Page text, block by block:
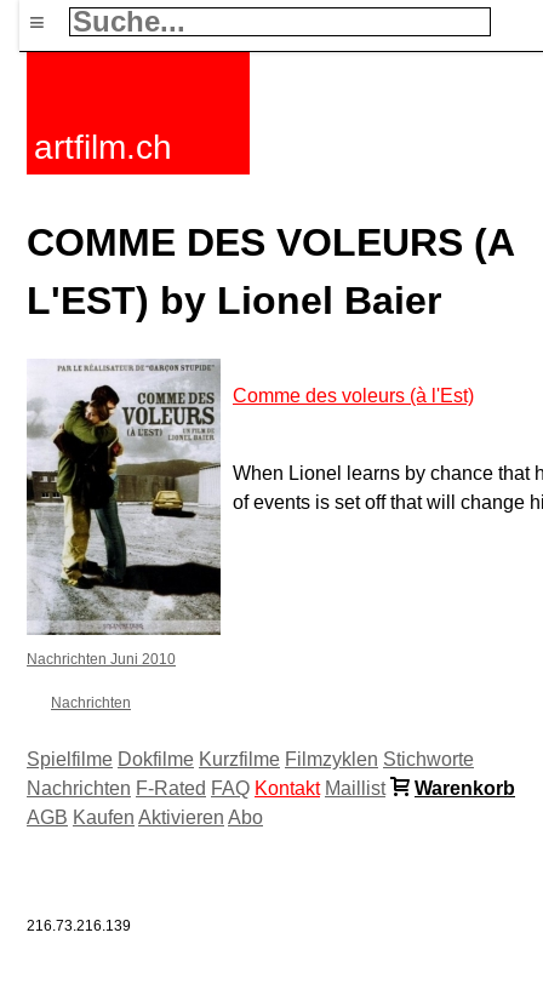
≡
artfilm.ch
COMME DES VOLEURS (A
L'EST) by Lionel Baier
Comme des voleurs (à l'Est)
When Lionel learns by chance that
of events is set off that will change
Nachrichten Juni 2010
Nachrichten
Spielfilme Dokfilme Kurzfilme Filmzyklen Stichworte
Nachrichten F-Rated FAQ Kontakt Maillist
Warenkorb
AGB Kaufen Aktivieren Abo
216.73.216.139